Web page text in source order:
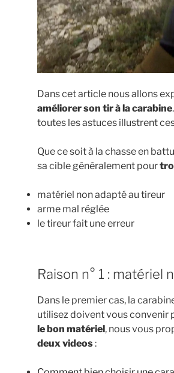
Dans cet article nous allons
améliorer son tir à la carabine
toutes les astuces illustrent
Que ce soit à la chasse en
sa cible généralement pour
matériel non adapté au tireur
arme mal réglée
le tireur fait une erreur
Raison n° 1 : matériel
Dans le premier cas, la
utilisez doivent vous convenir
le bon matériel, nous vous
deux videos: